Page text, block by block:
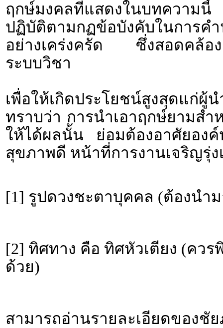
ฤกษ์มงคลที่แสดงในบทความ
ปฏิบัติตามกฏข้อบังคับในก
อย่างเคร่งครัด ซึ่งสอดคล้อง
ระบบวิชา
เพื่อให้เกิดประโยชน์สูงสุดแก่
ทราบว่า การนำเอาฤกษ์ยามสำ
ให้ได้ผลนั้น ย่อมต้องอาศัยอง
สุขภาพดี หน้าที่การงานเจริญรุ่ง
[1] รูปดวงชะตาบุคคล (ต้องนำ
[2] ทิศทาง คือ ทิศหัวเตียง (คว
ด้วย)
สามารถอ่านรายละเอียดของชั